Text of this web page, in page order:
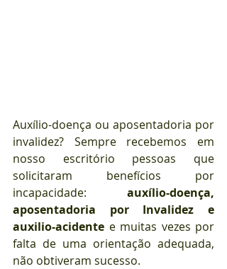
Auxílio-doença ou aposentadoria por
invalidez? Sempre recebemos em
nosso escritório pessoas que
solicitaram benefícios por
incapacidade: auxílio-doença,
aposentadoria por Invalidez e
auxilio-acidente e muitas vezes por
falta de uma orientação adequada,
não obtiveram sucesso.